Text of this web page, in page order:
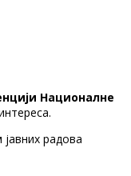
Националне
радова